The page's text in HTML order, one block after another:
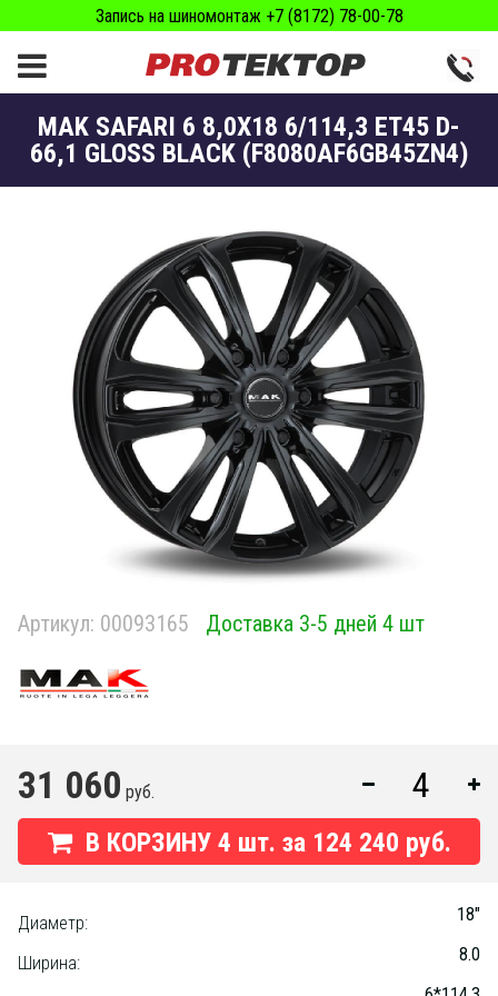
Запись на шиномонтаж +7 (8172) 78-00-78
MAK SAFARI 6 8,0X18 6/114,3 ET45 D-
66,1 GLOSS BLACK (F8080AF6GB45ZN4)
Артикул: 00093165 Доставка 3-5 дней 4 шт
31 060 руб.
В КОРЗИНУ 4 шт. за 124 240 руб.
Диаметр: 18"
Ширина: 8.0